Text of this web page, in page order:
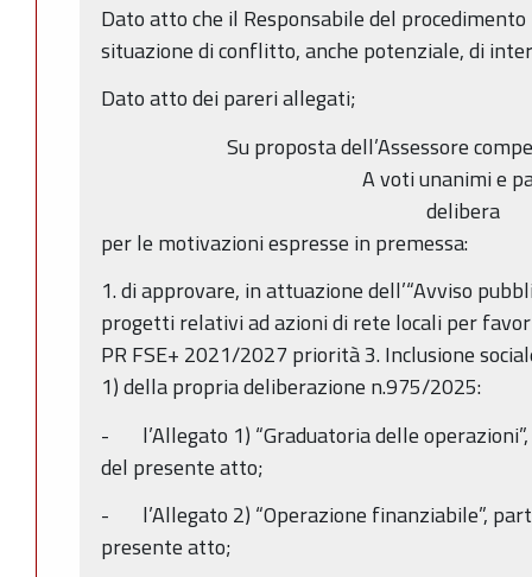
Dato atto che il Responsabile del
situazione di conflitto, anche potenziale, di
Dato atto dei pareri allegati;
Su proposta dell’Assessore
A voti unanimi e
delibera
per le motivazioni espresse in premessa:
1. di approvare, in attuazione dell’“Avviso
progetti relativi ad azioni di rete locali per
PR FSE+ 2021/2027 priorità 3. Inclusione
1) della propria deliberazione n.975/2025:
- l’Allegato 1) “Graduatoria delle
del presente atto;
- l’Allegato 2) “Operazione finanziabile”,
presente atto;